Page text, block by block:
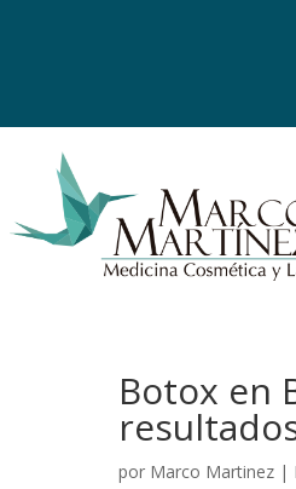
Botox en
por Marco Martinez |